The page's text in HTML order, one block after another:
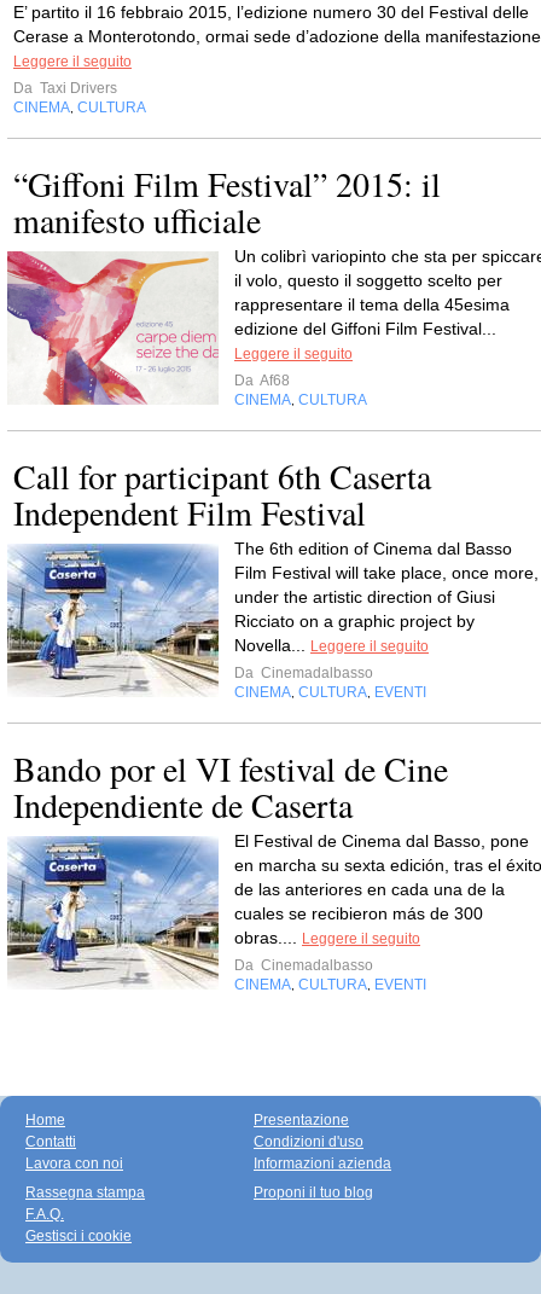
E’ partito il 16 febbraio 2015, l’edizione numero 30 del Festival delle
Cerase a Monterotondo, ormai sede d’adozione della
Leggere il seguito
Da Taxi Drivers
CINEMA CULTURA
“Giffoni Film Festival” 2015: il
manifesto ufficiale
Un colibrì variopinto che sta per
il volo, questo il soggetto scelto per
rappresentare il tema della 45esima
edizione del Giffoni Film Festival...
Leggere il seguito
Da Af68
CINEMA CULTURA
Call for participant 6th Caserta
Independent Film Festival
The 6th edition of Cinema dal Basso
Film Festival will take place, once more,
under the artistic direction of Giusi
Ricciato on a graphic project by
Novella...
Leggere il seguito
Da Cinemadalbasso
CINEMA CULTURA EVENTI
Bando por el VI festival de Cine
Independiente de Caserta
El Festival de Cinema dal Basso, pone
en marcha su sexta edición, tras el éxito
de las anteriores en cada una de la
cuales se recibieron más de 300
obras....
Leggere il seguito
Da Cinemadalbasso
CINEMA CULTURA EVENTI
Home
Contatti
Lavora con noi
Presentazione
Condizioni d'uso
Informazioni azienda
Rassegna stampa
F.A.Q.
Gestisci i cookie
Proponi il tuo blog